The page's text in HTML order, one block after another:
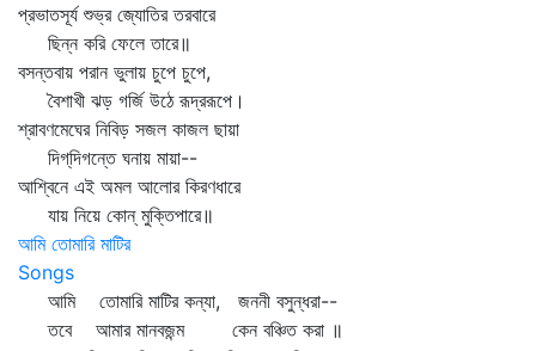
প্রভাতসূর্য শুভ্র জ্যোতির তরবারে
ছিন্ন করি ফেলে তারে॥
বসন্তবায় পরান ভুলায় চুপে চুপে,
বৈশাখী ঝড় গর্জি উঠে রূদ্ররূপে।
শ্রাবণমেঘের নিবিড় সজল কাজল ছায়া
দিগ্‌দিগন্তে ঘনায় মায়া--
আশ্বিনে এই অমল আলোর কিরণধারে
যায় নিয়ে কোন্‌ মুক্তিপারে॥
আমি তোমারি মাটির
Songs
আমি তোমারি মাটির কন্যা, জননী বসুন্ধরা--
তবে আমার মানবজন্ম কেন বঞ্চিত করা ॥